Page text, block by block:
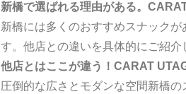
新橋で選ばれる理由がある。
新橋には多くのおすすめスナック
す。他店との違いを具体的にご紹介
他店とはここが違う！CARAT
圧倒的な広さとモダンな空間新橋